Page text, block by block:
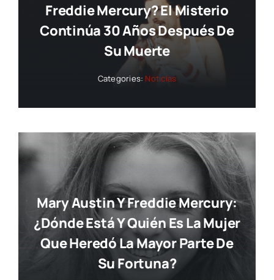
Freddie Mercury? El Misterio
Continúa 30 Años Después De
Su Muerte
Categories: Noticias
Mary Austin Y Freddie Mercury:
¿dónde Está Y Quién Es La Mujer
Que Heredó La Mayor Parte De
Su Fortuna?